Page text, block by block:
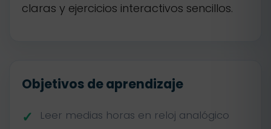
claras y ejercicios interactivos sencillos.
Objetivos de aprendizaje
Leer medias horas en reloj analógico